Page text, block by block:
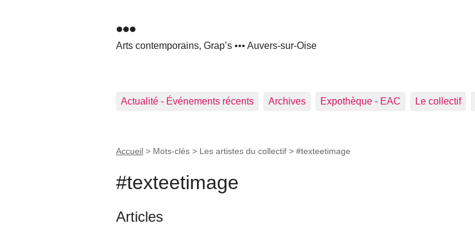
•••
Arts contemporains, Grap’s ••• Auvers-sur-Oise
Actualité - Événements récents Archives Expothèque - EAC Le collectif
Accueil > Mots-clés > Les artistes du collectif > #texteetimage
#texteetimage
Articles